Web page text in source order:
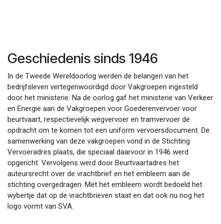
Geschiedenis sinds 1946
In de Tweede Wereldoorlog werden de belangen van het
bedrijfsleven vertegenwoordigd door Vakgroepen ingesteld
door het ministerie. Na de oorlog gaf het ministerie van Verkeer
en Energie aan de Vakgroepen voor Goederenvervoer voor
beurtvaart, respectievelijk wegvervoer en tramvervoer de
opdracht om te komen tot een uniform vervoersdocument. De
samenwerking van deze vakgroepen vond in de Stichting
Vervoeradres plaats, die speciaal daarvoor in 1946 werd
opgericht. Vervolgens werd door Beurtvaartadres het
auteursrecht over de vrachtbrief en het embleem aan de
stichting overgedragen. Met het embleem wordt bedoeld het
wybertje dat op de vrachtbrieven staat en dat ook nu nog het
logo vormt van SVA.